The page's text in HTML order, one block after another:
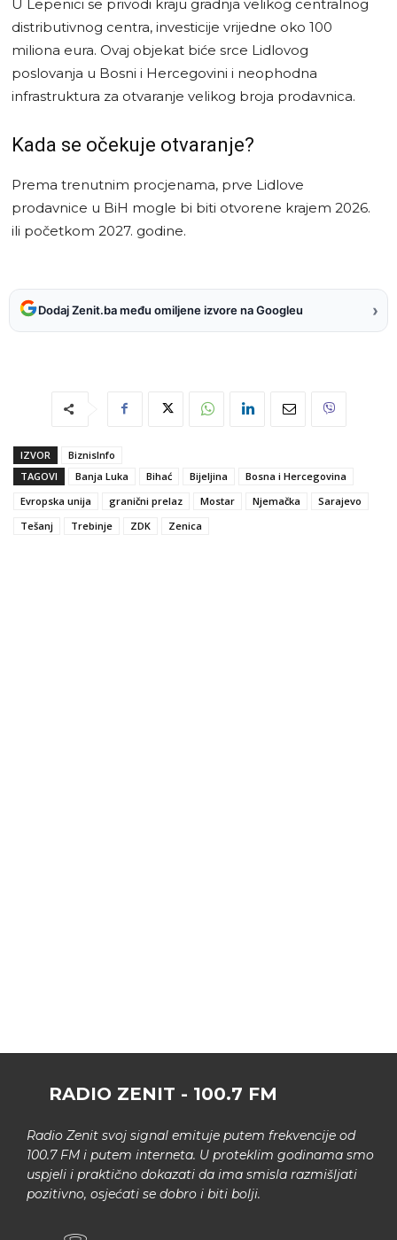
U Lepenici se privodi kraju gradnja velikog centralnog
distributivnog centra, investicije vrijedne oko 100
miliona eura. Ovaj objekat biće srce Lidlovog
poslovanja u Bosni i Hercegovini i neophodna
infrastruktura za otvaranje velikog broja prodavnica.
Kada se očekuje otvaranje?
Prema trenutnim procjenama, prve Lidlove
prodavnice u BiH mogle bi biti otvorene krajem 2026.
ili početkom 2027. godine.
Dodaj Zenit.ba među omiljene izvore na Googleu ›
IZVOR
BiznisInfo
TAGOVI
Banja Luka Bihać Bijeljina
Bosna i Hercegovina
Evropska unija
granični prelaz Mostar Njemačka
Sarajevo
Tešanj
Trebinje ZDK Zenica
RADIO ZENIT - 100.7 FM
Radio Zenit svoj signal emituje putem frekvencije od
100.7 FM i putem interneta. U proteklim godinama smo
uspjeli i praktično dokazati da ima smisla razmišljati
pozitivno, osjećati se dobro i biti bolji.